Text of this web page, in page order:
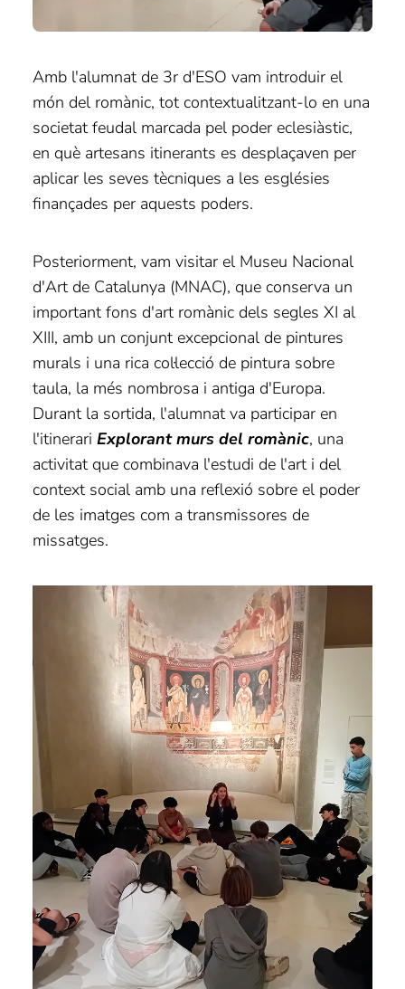
Amb l'alumnat de 3r d'ESO vam introduir el
món del romànic, tot contextualitzant-lo en una
societat feudal marcada pel poder eclesiàstic,
en què artesans itinerants es desplaçaven per
aplicar les seves tècniques a les esglésies
finançades per aquests poders.
Posteriorment, vam visitar el Museu Nacional
d'Art de Catalunya (MNAC), que conserva un
important fons d'art romànic dels segles XI al
XIII, amb un conjunt excepcional de pintures
murals i una rica col·lecció de pintura sobre
taula, la més nombrosa i antiga d'Europa.
Durant la sortida, l'alumnat va participar en
l'itinerari Explorant murs del romànic, una
activitat que combinava l'estudi de l'art i del
context social amb una reflexió sobre el poder
de les imatges com a transmissores de
missatges.